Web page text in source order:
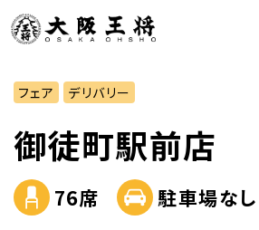
フェア デリバリー
御徒町駅前店
76席 駐車場なし